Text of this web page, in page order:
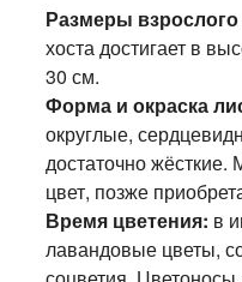
Размеры взрослого
хоста достигает в
30 см.
Форма и окраска
округлые,
достаточно
цвет, позже
Время цветения: в
лавандовые цветы,